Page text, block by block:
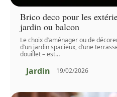
Brico deco pour les
jardin ou balcon
Le choix d’aménager ou de
d’un jardin spacieux, d’une
douillet – est…
Jardin 19/02/2026